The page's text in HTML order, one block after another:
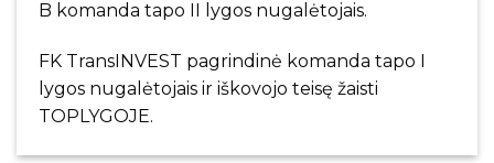
B komanda tapo II lygos nugalėtojais.
FK TransINVEST pagrindinė komanda tapo I
lygos nugalėtojais ir iškovojo teisę žaisti
TOPLYGOJE.